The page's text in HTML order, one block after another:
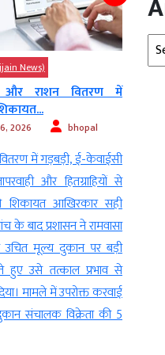
News)
में आरएसी यात्रियों
2026 bhopal
कोच में आरएसी यात्रियों
किट मिलेगा। रेलवे बोर्ड ने
जारी कर दिए हैं। अगर
में आरएसी (रिजर्वेशन अगेंस्ट
पर सफर किया होगा, तो
दो यात्रियों के साथ साझा
का सामना करना पड़ा […]